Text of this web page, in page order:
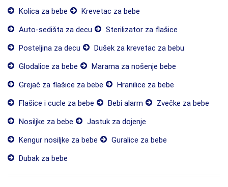
Kolica za bebe
Krevetac za bebe
Auto-sedišta za decu
Sterilizator za flašice
Posteljina za decu
Dušek za krevetac za bebu
Glodalice za bebe
Marama za nošenje bebe
Grejač za flašice za bebe
Hranilice za bebe
Flašice i cucle za bebe
Bebi alarm
Zvečke za bebe
Nosiljke za bebe
Jastuk za dojenje
Kengur nosiljke za bebe
Guralice za bebe
Dubak za bebe